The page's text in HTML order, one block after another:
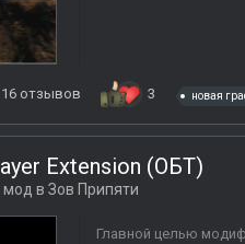
16 отзывов 3 новая
Extension (ОБТ)
мод в Зов Припяти
Главной целью